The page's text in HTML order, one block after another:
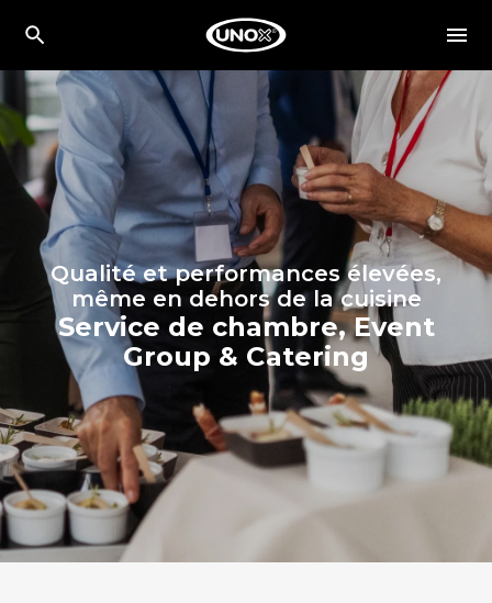
Qualité et performances élevées,
même en dehors de la cuisine
Service de chambre, Event
Group & Catering